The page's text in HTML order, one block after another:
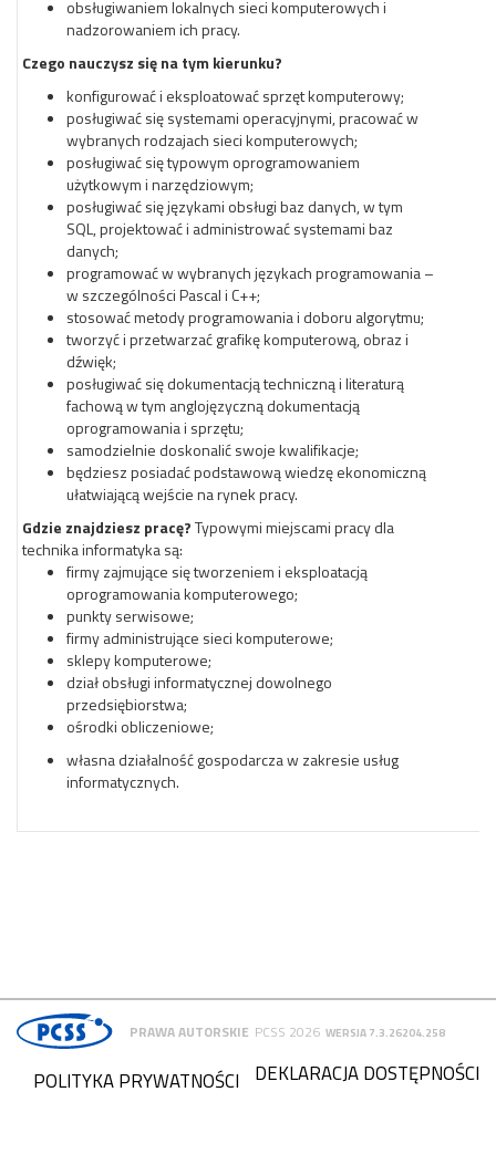
obsługiwaniem lokalnych sieci komputerowych i
nadzorowaniem ich pracy.
Czego nauczysz się na tym kierunku?
konfigurować i eksploatować sprzęt komputerowy;
posługiwać się systemami operacyjnymi, pracować w
wybranych rodzajach sieci komputerowych;
posługiwać się typowym oprogramowaniem
użytkowym i narzędziowym;
posługiwać się językami obsługi baz danych, w tym
SQL, projektować i administrować systemami baz
danych;
programować w wybranych językach programowania –
w szczególności Pascal i C++;
stosować metody programowania i doboru algorytmu;
tworzyć i przetwarzać grafikę komputerową, obraz i
dźwięk;
posługiwać się dokumentacją techniczną i literaturą
fachową w tym anglojęzyczną dokumentacją
oprogramowania i sprzętu;
samodzielnie doskonalić swoje kwalifikacje;
będziesz posiadać podstawową wiedzę ekonomiczną
ułatwiającą wejście na rynek pracy.
Gdzie znajdziesz pracę?Typowymi miejscami pracy dla
technika informatyka są:
firmy zajmujące się tworzeniem i eksploatacją
oprogramowania komputerowego;
punkty serwisowe;
firmy administrujące sieci komputerowe;
sklepy komputerowe;
dział obsługi informatycznej dowolnego
przedsiębiorstwa;
ośrodki obliczeniowe;
własna działalność gospodarcza w zakresie usług
informatycznych.
PRAWA AUTORSKIE PCSS 2026 WERSJA 7.3.26204.258
DEKLARACJA DOSTĘPNOŚCI
POLITYKA PRYWATNOŚCI